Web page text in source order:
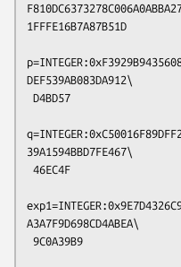
1FFFE16B7A87B51D
DEF539AB083DA912\
39A1594BBD7FE467\
A3A7F9D698CD4ABEA\